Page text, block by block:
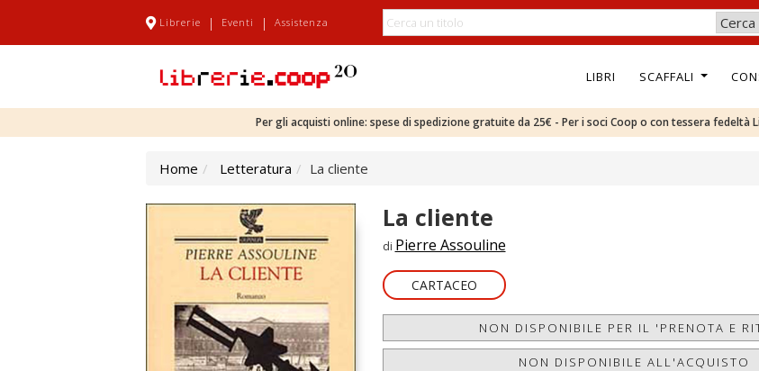
Librerie | Eventi | Assistenza
LIBRI SCAFFALI
Per gli acquisti online: spese di spedizione gratuite da 25€ - Per i soci Coop o con tessera fedeltà
Home Letteratura La cliente
La cliente
di Pierre Assouline
CARTACEO
NON DISPONIBILE PER IL 'PRENOTA E
NON DISPONIBILE ALL'ACQUISTO